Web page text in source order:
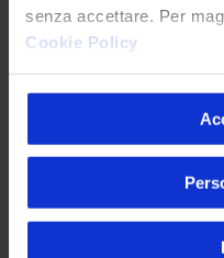
senza accettare. Per
Cookie Policy
Design
Marketing &
Sostenibilità